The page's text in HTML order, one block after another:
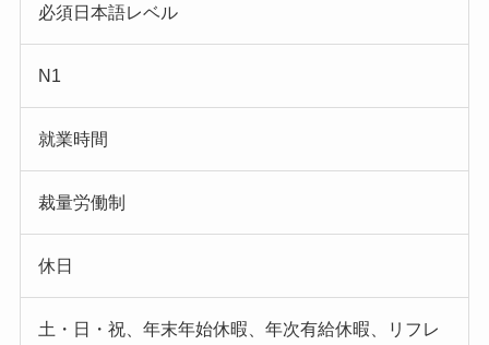
必須日本語レベル
N1
就業時間
裁量労働制
休日
土・日・祝、年末年始休暇、年次有給休暇、リフレ